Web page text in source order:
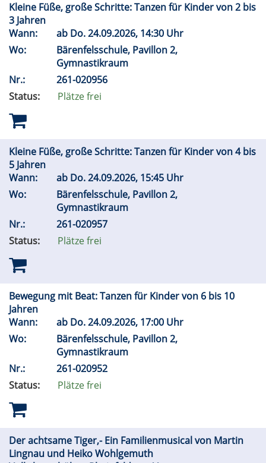
Kleine Füße, große Schritte: Tanzen für Kinder von 2 bis
3 Jahren
Wann:
ab Do.24.09.2026, 14:30 Uhr
Wo:
Bärenfelsschule, Pavillon 2,
Gymnastikraum
Nr.:
261-020956
Status:
Plätze frei
Kleine Füße, große Schritte: Tanzen für Kinder von 4 bis
5 Jahren
Wann:
ab Do.24.09.2026, 15:45 Uhr
Wo:
Bärenfelsschule, Pavillon 2,
Gymnastikraum
Nr.:
261-020957
Status:
Plätze frei
Bewegung mit Beat: Tanzen für Kinder von 6 bis 10
Jahren
Wann:
ab Do.24.09.2026, 17:00 Uhr
Wo:
Bärenfelsschule, Pavillon 2,
Gymnastikraum
Nr.:
261-020952
Status:
Plätze frei
Der achtsame Tiger,- Ein Familienmusical von Martin
Lingnau und Heiko Wohlgemuth